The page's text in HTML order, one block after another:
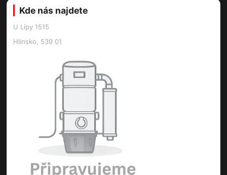
Kde nás najdete
U Lípy 1515
Hlinsko, 539 01